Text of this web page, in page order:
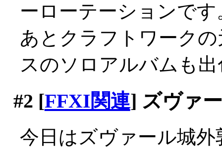
ーローテーションです
あとクラフトワーク
スのソロアルバムも出
#2 [FFXI関連] ズヴァ
今日はズヴァール城外